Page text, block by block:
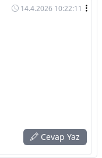
14.4.2026 10:22:11
Cevap Yaz